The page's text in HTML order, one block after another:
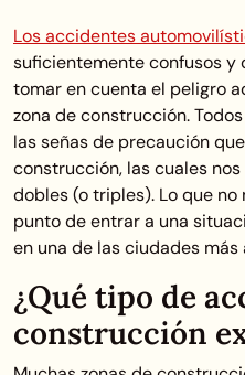
Los accidentes
suficientemente confusos y
tomar en cuenta el peligro
zona de construcción.
las señas de precaución
construcción, las cuales
dobles (o triples). Lo que
punto de entrar a una
en una de las ciudades
¿Qué tipo de
construcción